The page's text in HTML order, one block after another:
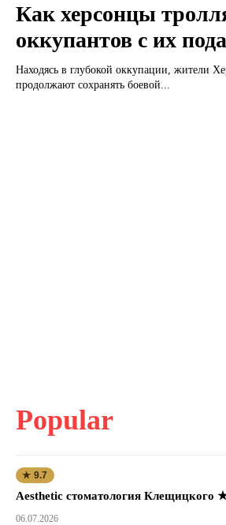
Как херсонцы
оккупантов с их
Находясь в глубокой оккупации, жители
продолжают сохранять боевой...
Popular
★ 9.7
Aesthetic стоматология Клещицкого
06.07.2026